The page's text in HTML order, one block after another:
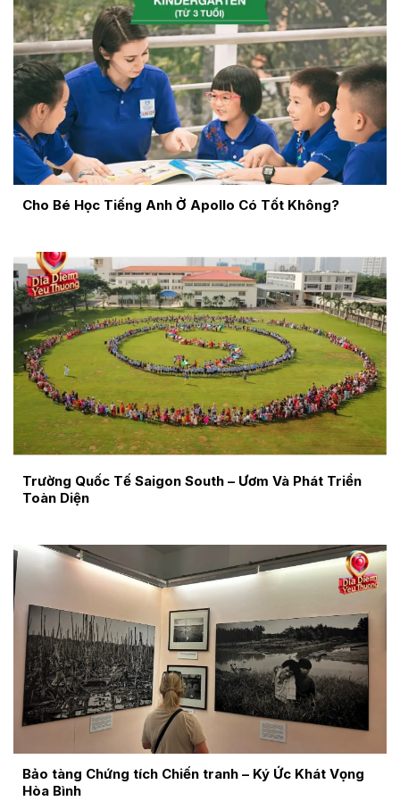
Cho Bé Học Tiếng Anh Ở Apollo Có Tốt Không?
Trường Quốc Tế Saigon South – Ươm Và Phát Triển
Toàn Diện
Bảo tàng Chứng tích Chiến tranh – Ký Ức Khát Vọng
Hòa Bình